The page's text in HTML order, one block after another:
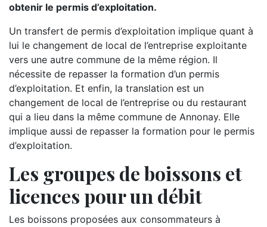
obtenir le permis d’exploitation.
Un transfert de permis d’exploitation implique quant à
lui le changement de local de l’entreprise exploitante
vers une autre commune de la même région. Il
nécessite de repasser la formation d’un permis
d’exploitation. Et enfin, la translation est un
changement de local de l’entreprise ou du restaurant
qui a lieu dans la même commune de Annonay. Elle
implique aussi de repasser la formation pour le permis
d’exploitation.
Les groupes de boissons et
licences pour un débit
Les boissons proposées aux consommateurs à